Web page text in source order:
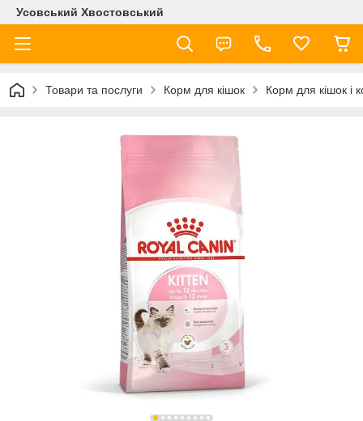
Усовський Хвостовський
Товари та послуги Корм для кішок Корм для кішок і